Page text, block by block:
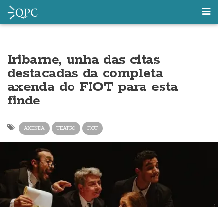
Iribarne, unha das citas
destacadas da completa
axenda do FIOT para esta
finde
AXENDA TEATRO FIOT